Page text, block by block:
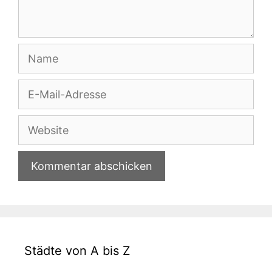
Adresse
Website
Städte von A bis Z